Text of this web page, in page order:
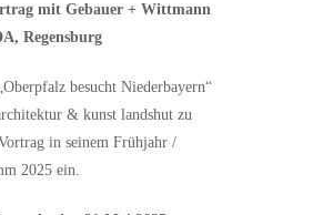
mit Gebauer + Wittmann
Regensburg
besucht Niederbayern“
& kunst landshut zu
in seinem Frühjahr /
2025 ein.